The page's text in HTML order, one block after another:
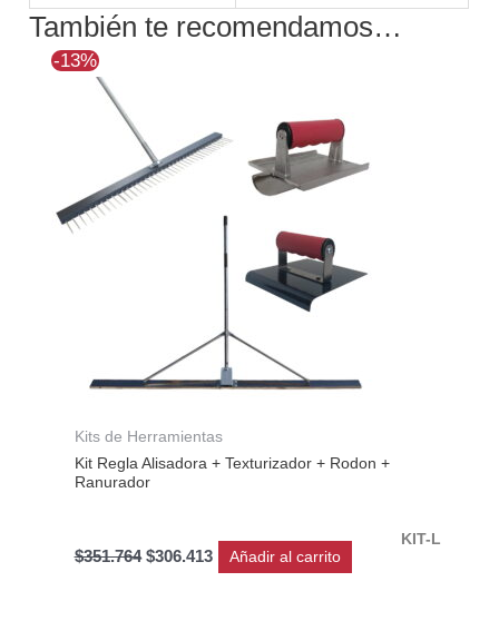
También te recomendamos…
-13%
Kits de Herramientas
Kit Regla Alisadora + Texturizador + Rodon +
Ranurador
KIT-L
$351.764
$351.764.
$306.413
$306.413.
Añadir al carrito